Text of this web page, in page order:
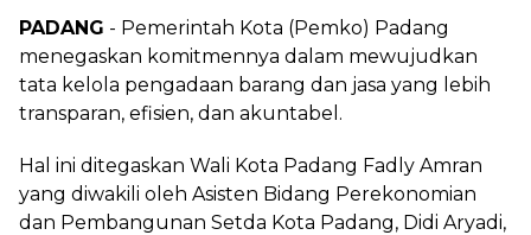
PADANG - Pemerintah Kota (Pemko) Padang
menegaskan komitmennya dalam mewujudkan
tata kelola pengadaan barang dan jasa yang lebih
transparan, efisien, dan akuntabel.
Hal ini ditegaskan Wali Kota Padang Fadly Amran
yang diwakili oleh Asisten Bidang Perekonomian
dan Pembangunan Setda Kota Padang, Didi Aryadi,